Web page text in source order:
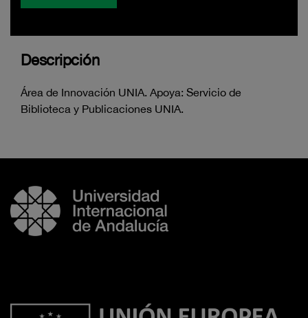
Descripción
Área de Innovación UNIA. Apoya: Servicio de
Biblioteca y Publicaciones UNIA.